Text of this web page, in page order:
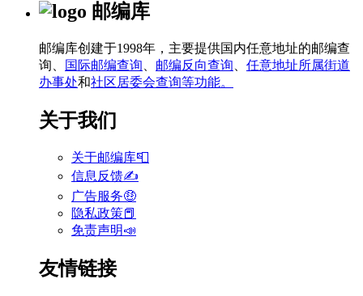
邮编库
邮编库创建于1998年，主要提供国内任意地址的邮编查
询、
国际邮编查询 邮编反向查询
任意地址所属街道
办事处和社区居委会查询等功能。
关于我们
关于邮编库📮
信息反馈✍
广告服务🤑
隐私政策📕
免责声明📣
友情链接